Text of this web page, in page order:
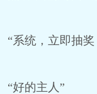
“系统，立即抽
“好的主人”